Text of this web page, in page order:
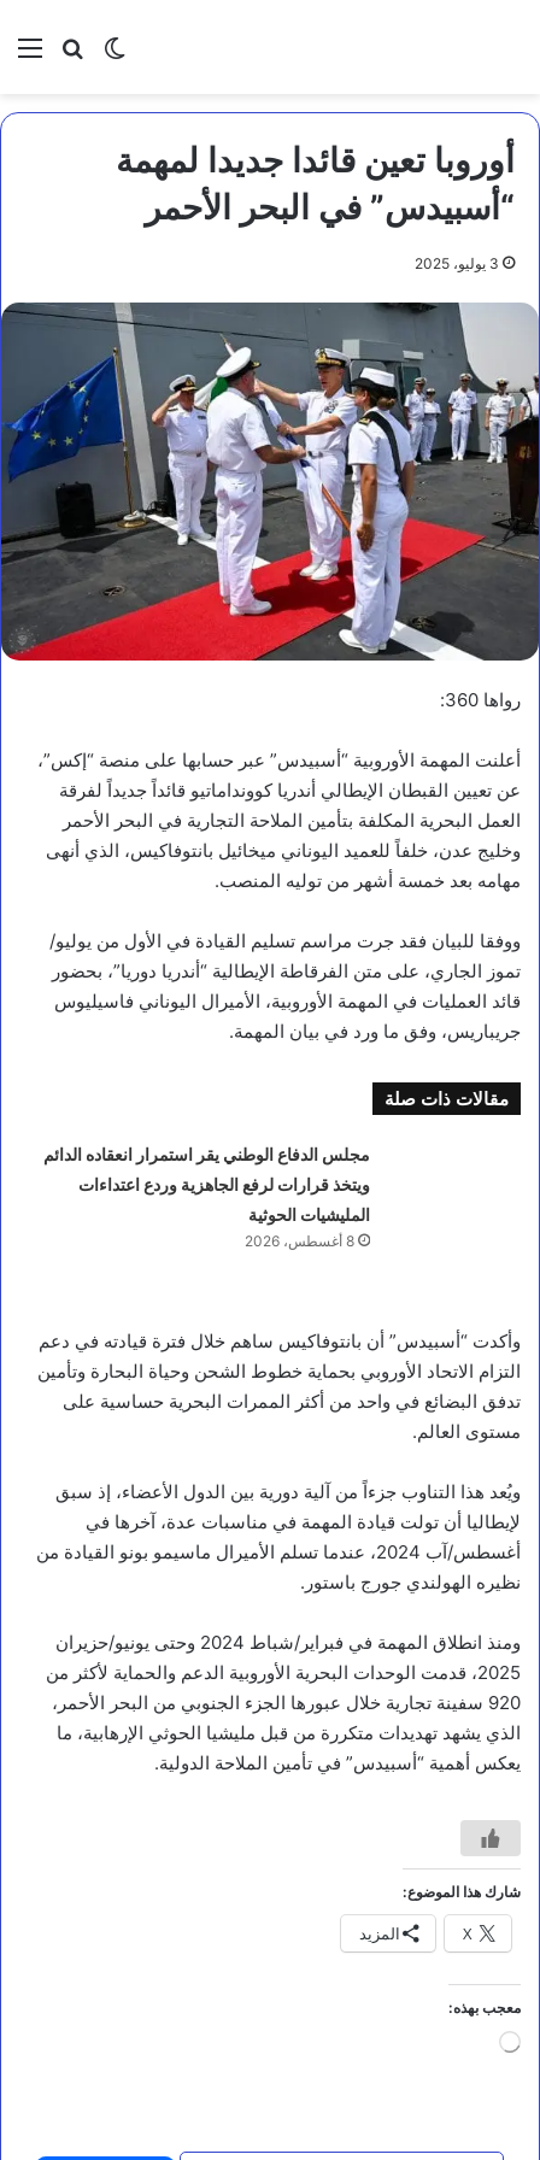
بحثالوضع
أوروبا تعين قائدا جديدا لمهمة
“أسبيدس” في البحر الأحمر
3 يوليو، 2025
رواها 360:
أعلنت المهمة الأوروبية “أسبيدس” عبر حسابها على منصة “إكس”،
عن تعيين القبطان الإيطالي أندريا كوونداماتيو قائداً جديداً لفرقة
العمل البحرية المكلفة بتأمين الملاحة التجارية في البحر الأحمر
وخليج عدن، خلفاً للعميد اليوناني ميخائيل بانتوفاكيس، الذي أنهى
مهامه بعد خمسة أشهر من توليه المنصب.
ووفقا للبيان فقد جرت مراسم تسليم القيادة في الأول من يوليو/
تموز الجاري، على متن الفرقاطة الإيطالية “أندريا دوريا”، بحضور
قائد العمليات في المهمة الأوروبية، الأميرال اليوناني فاسيليوس
جريباريس، وفق ما ورد في بيان المهمة.
مقالات ذات صلة
مجلس الدفاع الوطني يقر استمرار انعقاده الدائم
ويتخذ قرارات لرفع الجاهزية وردع اعتداءات
المليشيات الحوثية
8 أغسطس، 2026
وأكدت “أسبيدس” أن بانتوفاكيس ساهم خلال فترة قيادته في دعم
التزام الاتحاد الأوروبي بحماية خطوط الشحن وحياة البحارة وتأمين
تدفق البضائع في واحد من أكثر الممرات البحرية حساسية على
مستوى العالم.
ويُعد هذا التناوب جزءاً من آلية دورية بين الدول الأعضاء، إذ سبق
لإيطاليا أن تولت قيادة المهمة في مناسبات عدة، آخرها في
أغسطس/آب 2024، عندما تسلم الأميرال ماسيمو بونو القيادة من
نظيره الهولندي جورج باستور.
ومنذ انطلاق المهمة في فبراير/شباط 2024 وحتى يونيو/حزيران
2025، قدمت الوحدات البحرية الأوروبية الدعم والحماية لأكثر من
920 سفينة تجارية خلال عبورها الجزء الجنوبي من البحر الأحمر،
الذي يشهد تهديدات متكررة من قبل مليشيا الحوثي الإرهابية، ما
يعكس أهمية “أسبيدس” في تأمين الملاحة الدولية.
شارك هذا الموضوع:
X المزيد
معجب بهذه:
جاري
ا
ل
ن
ص
ا
ل
ك